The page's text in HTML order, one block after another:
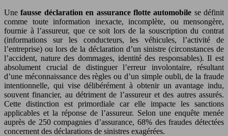
Unefausse déclaration en assurance flotte automobile se définit
comme toute information inexacte, incomplète, ou mensongère,
fournie à l’assureur, que ce soit lors de la souscription du contrat
(informations sur les conducteurs, les véhicules, l’activité de
l’entreprise) ou lors de la déclaration d’un sinistre (circonstances de
l’accident, nature des dommages, identité des responsables). Il est
absolument crucial de distinguer l’erreur involontaire, résultant
d’une méconnaissance des règles ou d’un simple oubli, de la fraude
intentionnelle, qui vise délibérément à obtenir un avantage indu,
souvent financier, au détriment de l’assureur et des autres assurés.
Cette distinction est primordiale car elle impacte les sanctions
applicables et la réponse de l’assureur. Selon une enquête menée
auprès de 250 compagnies d’assurance, 68% des fraudes détectées
concernent des déclarations de sinistres exagérées.